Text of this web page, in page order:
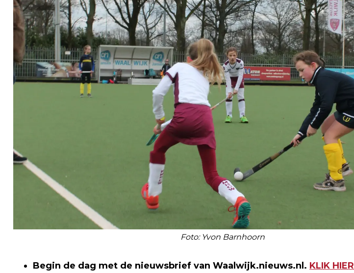
Foto: Yvon Barnhoorn
Begin de dag met de nieuwsbrief van Waalwijk.nieuws.nl. KLIK HIER